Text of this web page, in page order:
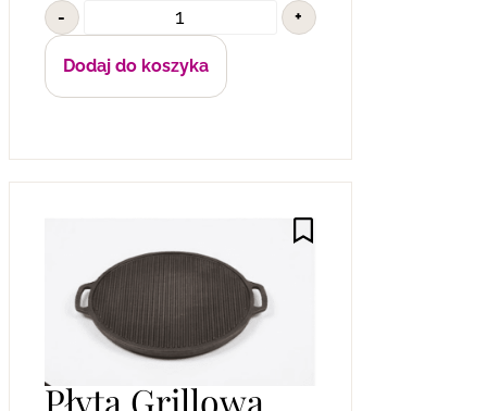
- +
Dodaj do koszyka
Płyta Grillowa